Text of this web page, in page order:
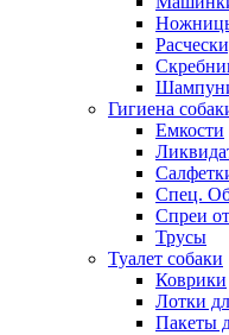
Гигиена
Емкости
Спец.
Спреи
Трусы
Туалет собаки
Коврики
Лотки
Пакеты